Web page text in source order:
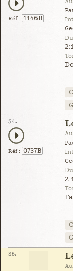
Réf : 1146B
34.
Réf : 0737B
Fa
35.